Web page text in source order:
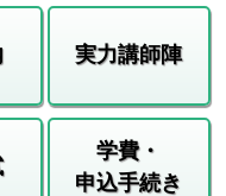
実力講師陣
学費・
申込手続き